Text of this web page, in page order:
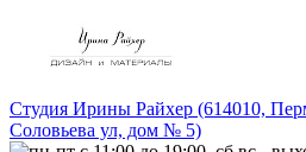
Студия Ирины Райхер (614010,
Соловьева ул, дом № 5)